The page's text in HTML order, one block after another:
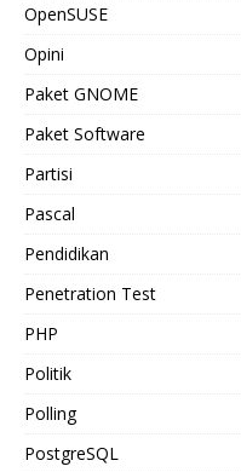
OpenSUSE
Opini
Paket GNOME
Paket Software
Partisi
Pascal
Pendidikan
Penetration Test
PHP
Politik
Polling
PostgreSQL